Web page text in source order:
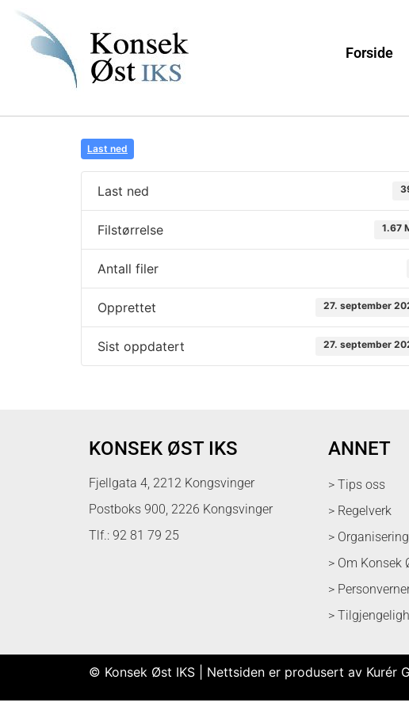
Forside
Last ned
Last ned
Filstørrelse 1.67
Antall filer
Opprettet 27. september
Sist oppdatert 27. september
KONSEK ØST IKS
Fjellgata 4, 2212 Kongsvinger
Postboks 900, 2226 Kongsvinger
Tlf.: 92 81 79 25
ANNET
> Tips oss
> Regelverk
> Organisering
> Om Konsek
>
>
© Konsek Øst IKS | Nettsiden er produsert av Kurér